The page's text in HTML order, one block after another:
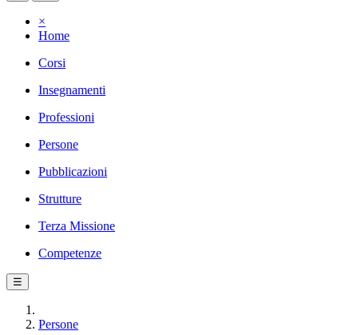
×
Home
Corsi
Insegnamenti
Professioni
Persone
Pubblicazioni
Strutture
Terza Missione
Competenze
☰
Persone